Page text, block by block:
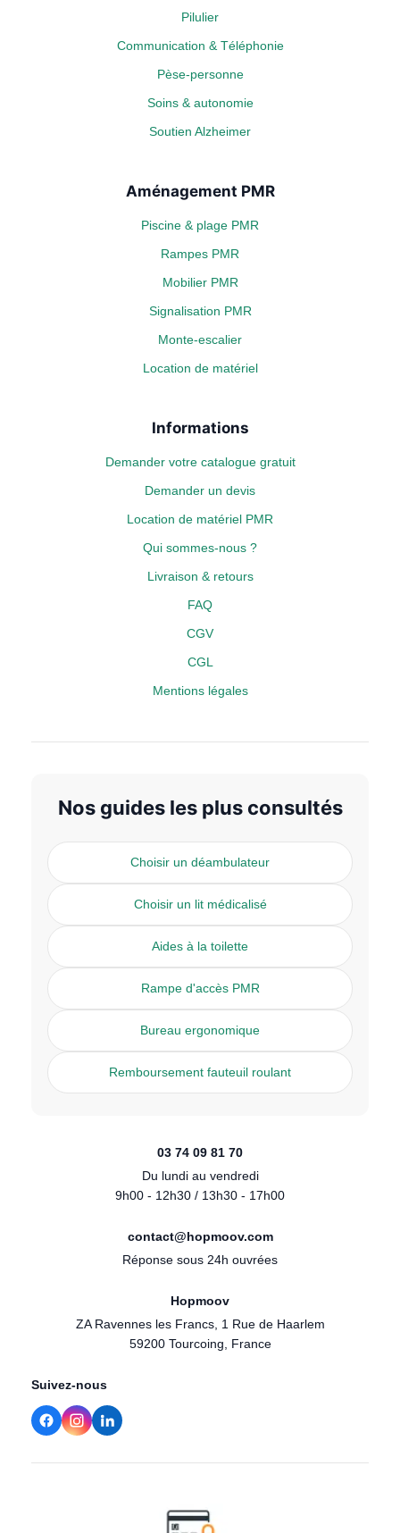
Pilulier
Communication & Téléphonie
Pèse-personne
Soins & autonomie
Soutien Alzheimer
Aménagement PMR
Piscine & plage PMR
Rampes PMR
Mobilier PMR
Signalisation PMR
Monte-escalier
Location de matériel
Informations
Demander votre catalogue gratuit
Demander un devis
Location de matériel PMR
Qui sommes-nous ?
Livraison & retours
FAQ
CGV
CGL
Mentions légales
Nos guides les plus consultés
Choisir un déambulateur
Choisir un lit médicalisé
Aides à la toilette
Rampe d'accès PMR
Bureau ergonomique
Remboursement fauteuil roulant
03 74 09 81 70
Du lundi au vendredi
9h00 - 12h30 / 13h30 - 17h00
contact@hopmoov.com
Réponse sous 24h ouvrées
Hopmoov
ZA Ravennes les Francs, 1 Rue de Haarlem
59200 Tourcoing, France
Suivez-nous